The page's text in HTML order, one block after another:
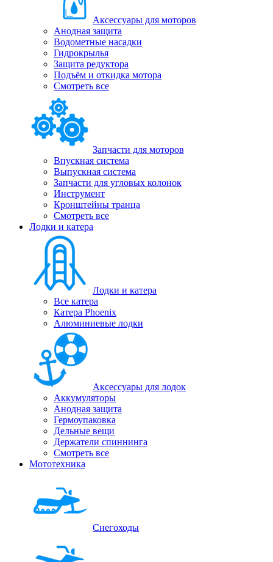
Аксессуары для моторов
Анодная защита
Водометные насадки
Гидрокрылья
Защита редуктора
Подъём и откидка мотора
Смотреть все
Запчасти для моторов
Впускная система
Выпускная система
Запчасти для угловых колонок
Инструмент
Кронштейны транца
Смотреть все
Лодки и катера
Лодки и катера
Все катера
Катера Phoenix
Алюминиевые лодки
Аксессуары для лодок
Аккумуляторы
Анодная защита
Гермоупаковка
Дельные вещи
Держатели спиннинга
Смотреть все
Мототехника
Снегоходы